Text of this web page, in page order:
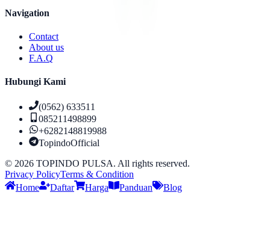
Navigation
Contact
About us
F.A.Q
Hubungi Kami
(0562) 633511
085211498899
+6282148819988
TopindoOfficial
© 2026 TOPINDO PULSA. All rights reserved.
Privacy PolicyTerms & Condition
Home
Daftar Harga Panduan Blog